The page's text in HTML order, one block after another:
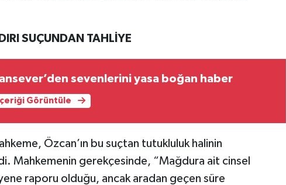
SUÇUNDAN TAHLİYE
sevenlerini yasa boğan haber
İçeriği Görüntüle
Özcan’ın bu suçtan tutukluluk halinin
Mahkemenin gerekçesinde, “Mağdura ait cinsel
raporu olduğu, ancak aradan geçen süre